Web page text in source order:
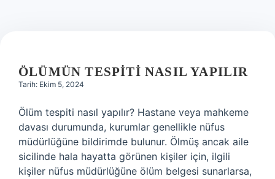
ÖLÜMÜN TESPITI NASIL YAPILIR
Tarih: Ekim 5, 2024
Ölüm tespiti nasıl yapılır? Hastane veya mahkeme
davası durumunda, kurumlar genellikle nüfus
müdürlüğüne bildirimde bulunur. Ölmüş ancak aile
sicilinde hala hayatta görünen kişiler için, ilgili
kişiler nüfus müdürlüğüne ölüm belgesi sunarlarsa,